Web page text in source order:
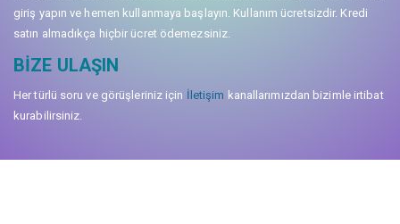
giriş yapın ve hemen kullanmaya başlayın. Kullanım ücretsizdir. Kredi
satın almadıkça hiçbir ücret ödemezsiniz.
BIZE ULAŞIN
Her türlü soru ve görüşleriniz için İletişim kanallarımızdan bizimle irtibat
kurabilirsiniz.